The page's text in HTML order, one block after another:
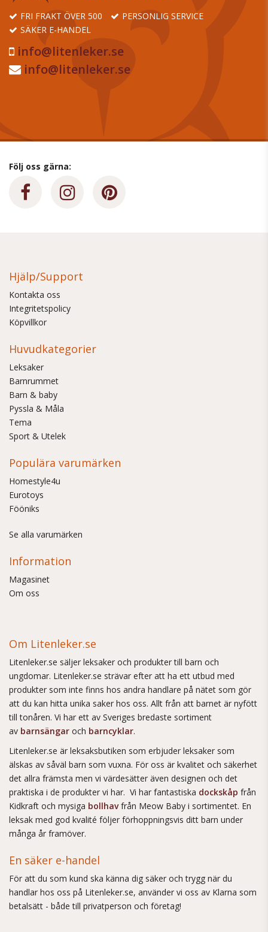
FRI FRAKT ÖVER 500
PERSONLIG SERVICE
SÄKER E-HANDEL
info@litenleker.se
info@litenleker.se
Följ oss gärna:
Hjälp/Support
Kontakta oss
Integritetspolicy
Köpvillkor
Huvudkategorier
Leksaker
Barnrummet
Barn & baby
Pyssla & Måla
Tema
Sport & Utelek
Populära varumärken
Homestyle4u
Eurotoys
Fööniks
Se alla varumärken
Information
Magasinet
Om oss
Om Litenleker.se
Litenleker.se säljer leksaker och produkter till barn och
ungdomar. Litenleker.se strävar efter att ha ett utbud med
produkter som inte finns hos andra handlare på nätet som gör
att du kan hitta unika saker hos oss. Allt från att barnet är nyfött
till tonåren. Vi har ett av Sveriges bredaste sortiment
av barnsängar och barncyklar.
Litenleker.se är leksaksbutiken som erbjuder leksaker som
älskas av såväl barn som vuxna. För oss är kvalitet och säkerhet
det allra främsta men vi värdesätter även designen och det
praktiska i de produkter vi har. Vi har fantastiska dockskåp från
Kidkraft och mysiga bollhavfrån Meow Baby i sortimentet. En
leksak med god kvalité följer förhoppningsvis ditt barn under
många år framöver.
En säker e-handel
För att du som kund ska känna dig säker och trygg när du
handlar hos oss på Litenleker.se, använder vi oss av Klarna som
betalsätt - både till privatperson och företag!